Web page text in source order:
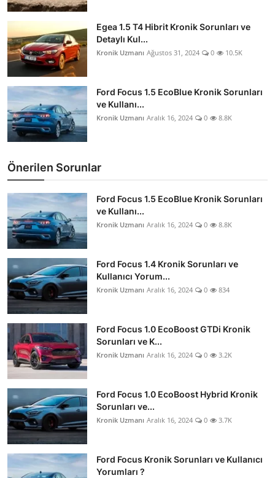
Egea 1.5 T4 Hibrit Kronik Sorunları ve
Detaylı Kul...
Kronik Uzmanı Ağustos 31, 2024 0 10.5K
Ford Focus 1.5 EcoBlue Kronik Sorunları
ve Kullanı...
Kronik Uzmanı Aralık 16, 2024 0 8.8K
Önerilen Sorunlar
Ford Focus 1.5 EcoBlue Kronik Sorunları
ve Kullanı...
Kronik Uzmanı Aralık 16, 2024 0 8.8K
Ford Focus 1.4 Kronik Sorunları ve
Kullanıcı Yorum...
Kronik Uzmanı Aralık 16, 2024 0 834
Ford Focus 1.0 EcoBoost GTDi Kronik
Sorunları ve K...
Kronik Uzmanı Aralık 16, 2024 0 3.2K
Ford Focus 1.0 EcoBoost Hybrid Kronik
Sorunları ve...
Kronik Uzmanı Aralık 16, 2024 0 3.7K
Ford Focus Kronik Sorunları ve Kullanıcı
Yorumları ?